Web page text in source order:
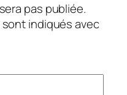
pas publiée.
indiqués avec